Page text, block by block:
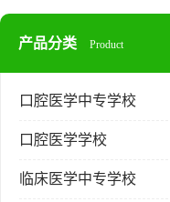
产品分类 Product
口腔医学中专学校
口腔医学学校
临床医学中专学校